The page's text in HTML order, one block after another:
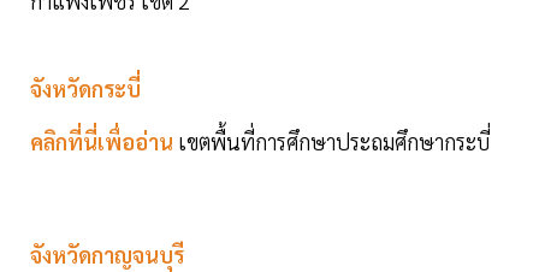
จังหวัดกระบี่
คลิกที่นี่เพื่ออ่าน เขตพื้นที่การศึกษาประถมศึกษากระบี่
จังหวัดกาญจนบุรี